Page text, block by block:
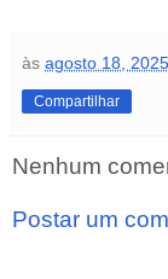
às agosto 18, 2025
Compartilhar
Nenhum
Postar um